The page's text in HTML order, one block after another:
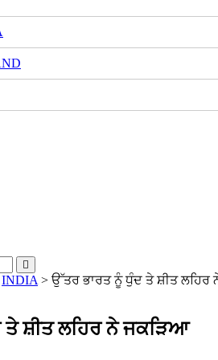
INDIA > ਉੱਤਰ ਭਾਰਤ ਨੂੰ ਧੁੰਦ ਤੇ ਸ਼ੀਤ ਲਹਿਰ
ਸ਼ੀਤ ਲਹਿਰ ਨੇ ਜਕੜਿਆ